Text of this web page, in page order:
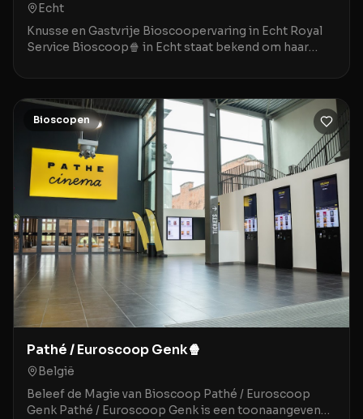
Echt
Knusse en Gastvrije Bioscoopervaring in Echt Royal
Service Bioscoop🍿 in Echt staat bekend om haar
Bioscopen
Pathé / Euroscoop Genk🍿
België
Beleef de Magie van Bioscoop Pathé / Euroscoop
Genk Pathé / Euroscoop Genk is een toonaangevende